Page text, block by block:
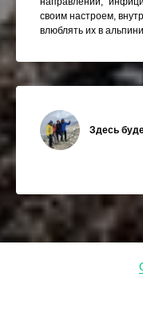
своим настроем,
влюблять их в
Здесь